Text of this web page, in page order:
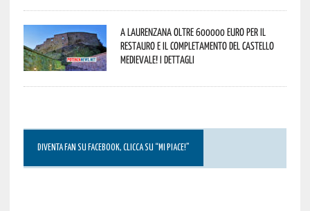
A Laurenzana oltre 600000 euro per il
restauro e il completamento del Castello
Medievale! I dettagli
DIVENTA FAN SU FACEBOOK, CLICCA SU “MI PIACE!”